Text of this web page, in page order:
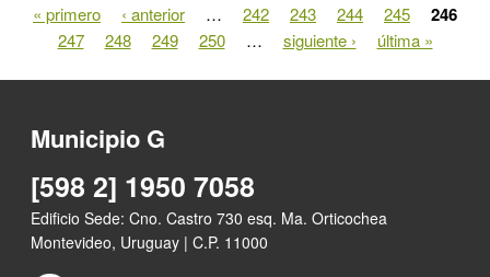
Páginas
« primero ‹ anterior … 242 243 244 245 246
247 248 249 250 … siguiente › última »
Municipio G
[598 2] 1950 7058
Edificio Sede: Cno. Castro 730 esq. Ma. Orticochea
Montevideo, Uruguay | C.P. 11000